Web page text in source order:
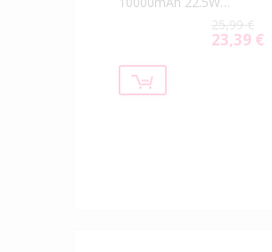
C,2xMagSafe) biela
25,99 €
Special
23,39 €